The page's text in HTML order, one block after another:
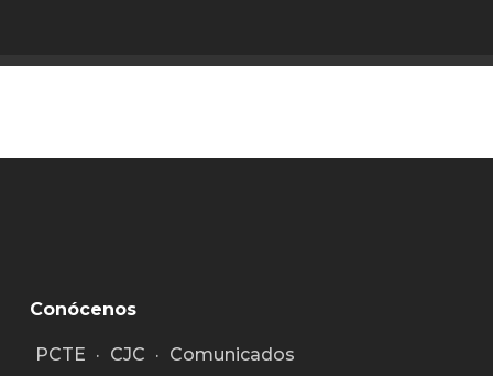
Conócenos
PCTE · CJC · Comunicados